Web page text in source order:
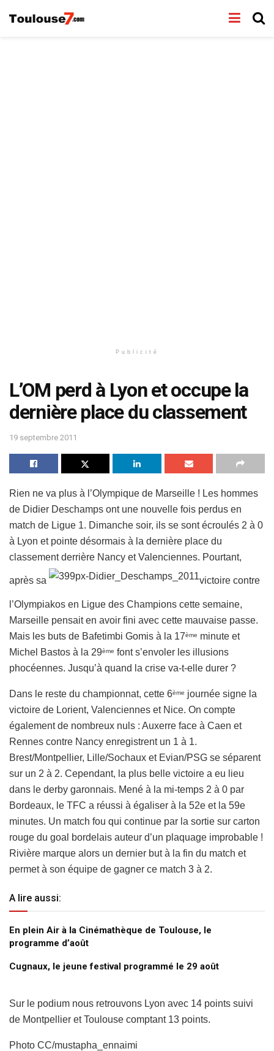
Publicité
L’OM perd à Lyon et occupe la
dernière place du classement
19 septembre 2011
Rien ne va plus à l’Olympique de Marseille ! Les hommes
de Didier Deschamps ont une nouvelle fois perdus en
match de Ligue 1. Dimanche soir, ils se sont écroulés 2 à 0
à Lyon et pointe désormais à la dernière place du
classement derrière Nancy et Valenciennes. Pourtant,
après sa victoire contre
l’Olympiakos en Ligue des Champions cette semaine,
Marseille pensait en avoir fini avec cette mauvaise passe.
Mais les buts de Bafetimbi Gomis à la 17ème minute et
Michel Bastos à la 29ème font s’envoler les illusions
phocéennes. Jusqu’à quand la crise va-t-elle durer ?
Dans le reste du championnat, cette 6ème journée signe la
victoire de Lorient, Valenciennes et Nice. On compte
également de nombreux nuls : Auxerre face à Caen et
Rennes contre Nancy enregistrent un 1 à 1.
Brest/Montpellier, Lille/Sochaux et Evian/PSG se séparent
sur un 2 à 2. Cependant, la plus belle victoire a eu lieu
dans le derby garonnais. Mené à la mi-temps 2 à 0 par
Bordeaux, le TFC a réussi à égaliser à la 52e et la 59e
minutes. Un match fou qui continue par la sortie sur carton
rouge du goal bordelais auteur d’un plaquage improbable !
Rivière marque alors un dernier but à la fin du match et
permet à son équipe de gagner ce match 3 à 2.
A lire aussi:
En plein Air à la Cinémathèque de Toulouse, le
programme d’août
Cugnaux, le jeune festival programmé le 29 août
Sur le podium nous retrouvons Lyon avec 14 points suivi
de Montpellier et Toulouse comptant 13 points.
Photo CC/mustapha_ennaimi